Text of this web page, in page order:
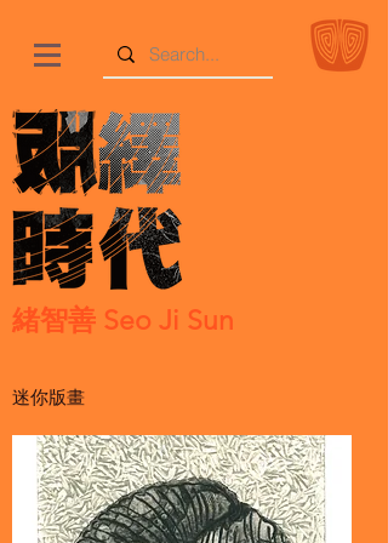
緒智善 Seo Ji Sun
迷你版畫